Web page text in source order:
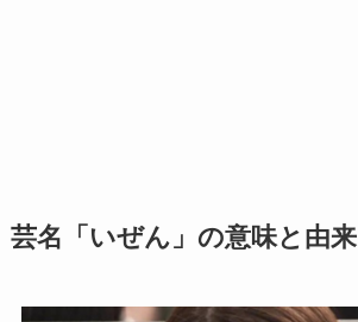
芸名「いぜん」の意味と由来